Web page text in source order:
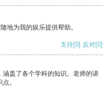
地为我的娱乐提供帮助。
支持[0] 反对[0]
盖了各个学科的知识。老师的讲
。